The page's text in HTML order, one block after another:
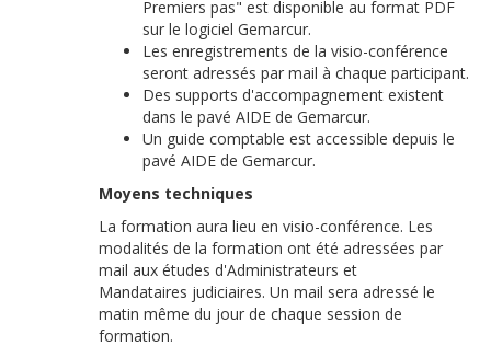
Premiers pas" est disponible au format PDF
sur le logiciel Gemarcur.
Les enregistrements de la visio-conférence
seront adressés par mail à chaque participant.
Des supports d'accompagnement existent
dans le pavé AIDE de Gemarcur.
Un guide comptable est accessible depuis le
pavé AIDE de Gemarcur.
Moyens techniques
La formation aura lieu en visio-conférence. Les
modalités de la formation ont été adressées par
mail aux études d'Administrateurs et
Mandataires judiciaires. Un mail sera adressé le
matin même du jour de chaque session de
formation.